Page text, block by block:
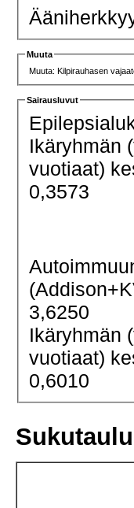
Muuta
Muuta: Kilpirauhasen
Sairausluvut
Ikäryhmän
vuotiaat)
0,3573
3,6250
Ikäryhmän
vuotiaat)
0,6010
Sukutaulu